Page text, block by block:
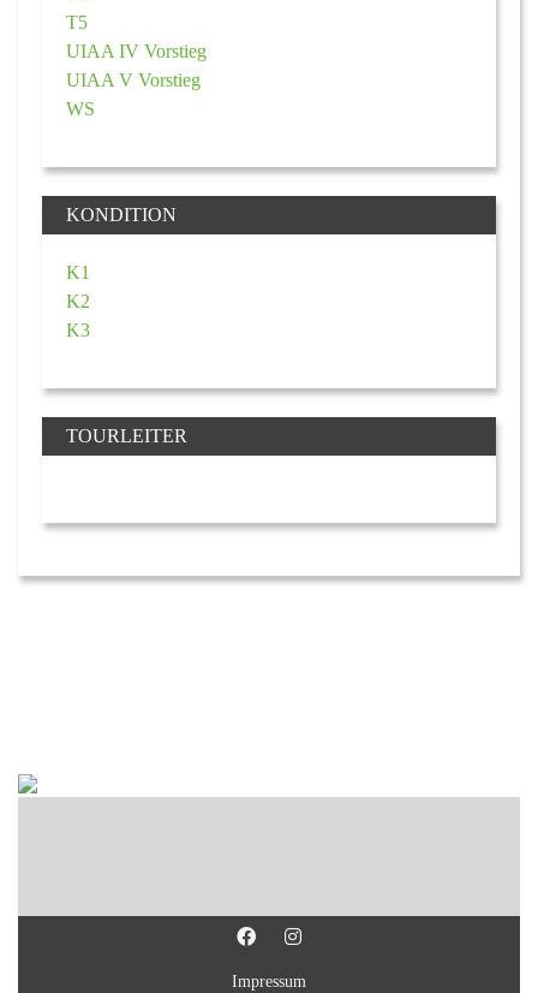
T5
UIAA IV Vorstieg
UIAA V Vorstieg
WS
KONDITION
K1
K2
K3
TOURLEITER
Impressum